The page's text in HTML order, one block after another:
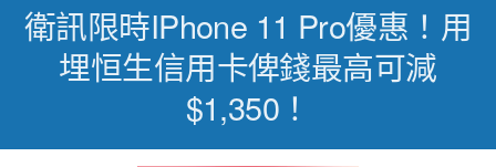
衛訊限時iPhone 11 Pro優惠！用
埋恒生信用卡俾錢最高可減
$1,350！